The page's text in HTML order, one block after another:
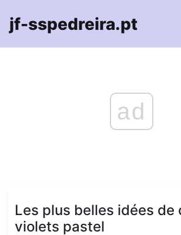
jf-sspedreira.pt
ad
Les plus belles idées de
violets pastel